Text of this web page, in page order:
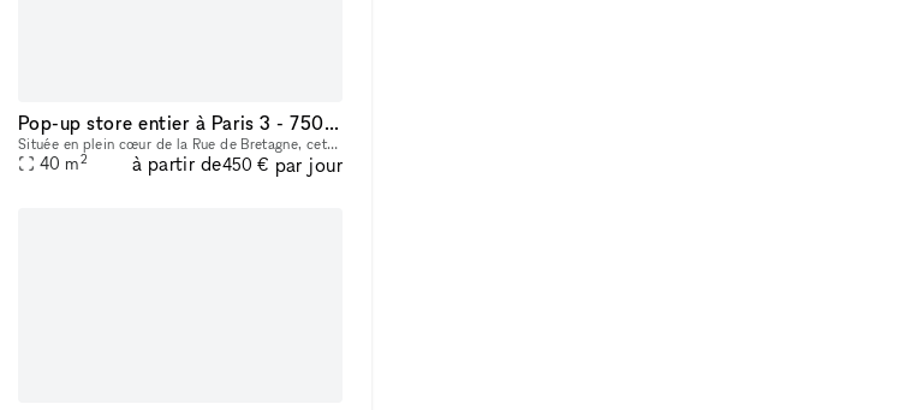
Pop-up store entier à Paris 3 - 75003
Située en plein cœur de la Rue de Bretagne, cette boutique de 30 m² avec réserve de 10m2 bénéficie d’un emplacement exceptionnel, parmi les plus recherchés de Paris. La rue est connue pour son fort p
40 m2 à partir de450 € par jour